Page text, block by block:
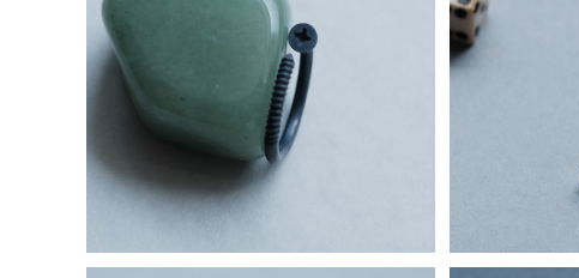
釘 ネジ オープン リング シルバー925
いぶし銀 メンズ ユニセックス
¥10,800
2コset) アク